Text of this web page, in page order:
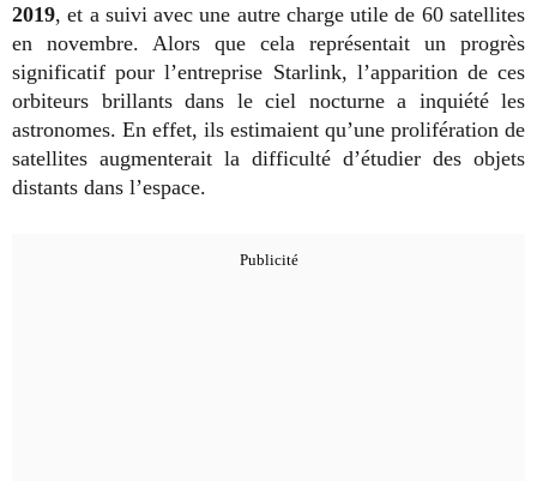
2019, et a suivi avec une autre charge utile de 60 satellites
en novembre. Alors que cela représentait un progrès
significatif pour l’entreprise Starlink, l’apparition de ces
orbiteurs brillants dans le ciel nocturne a inquiété les
astronomes. En effet, ils estimaient qu’une prolifération de
satellites augmenterait la difficulté d’étudier des objets
distants dans l’espace.